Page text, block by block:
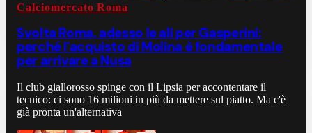
Calciomercato Roma
Svolta Roma, adesso le ali per Gasperini:
perché l'acquisto di Molina è fondamentale
per arrivare a Nusa
Il club giallorosso spinge con il Lipsia per accontentare il
tecnico: ci sono 16 milioni in più da mettere sul piatto. Ma c'è
già pronta un'alternativa